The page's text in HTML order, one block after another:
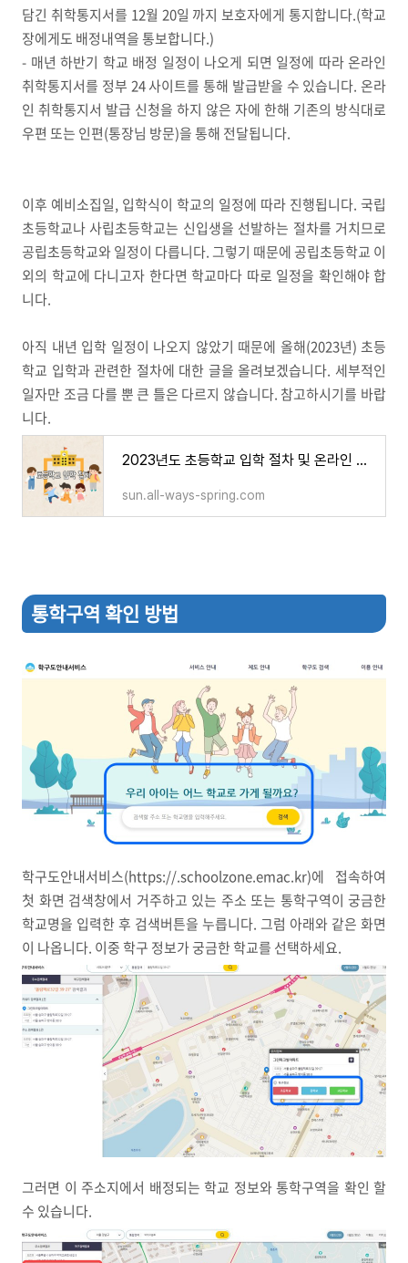
담긴 취학통지서를 12월 20일 까지 보호자에게 통지합니다.(학교
장에게도 배정내역을 통보합니다.)
- 매년 하반기 학교 배정 일정이 나오게 되면 일정에 따라 온라인
취학통지서를 정부 24 사이트를 통해 발급받을 수 있습니다. 온라
인 취학통지서 발급 신청을 하지 않은 자에 한해 기존의 방식대로
우편 또는 인편(통장님 방문)을 통해 전달됩니다.
이후 예비소집일, 입학식이 학교의 일정에 따라 진행됩니다. 국립
초등학교나 사립초등학교는 신입생을 선발하는 절차를 거치므로
공립초등학교와 일정이 다릅니다. 그렇기 때문에 공립초등학교 이
외의 학교에 다니고자 한다면 학교마다 따로 일정을 확인해야 합
니다.
아직 내년 입학 일정이 나오지 않았기 때문에 올해(2023년) 초등
학교 입학과 관련한 절차에 대한 글을 올려보겠습니다. 세부적인
일자만 조금 다를 뿐 큰 틀은 다르지 않습니다. 참고하시기를 바랍
니다.
2023년도 초등학교 입학 절차 및 온라인 취학 통지서 발급
sun.all-ways-spring.com
통학구역 확인 방법
학구도안내서비스(https://.schoolzone.emac.kr)에 접속하여
첫 화면 검색창에서 거주하고 있는 주소 또는 통학구역이 궁금한
학교명을 입력한 후 검색버튼을 누릅니다. 그럼 아래와 같은 화면
이 나옵니다. 이중 학구 정보가 궁금한 학교를 선택하세요.
그러면 이 주소지에서 배정되는 학교 정보와 통학구역을 확인 할
수 있습니다.